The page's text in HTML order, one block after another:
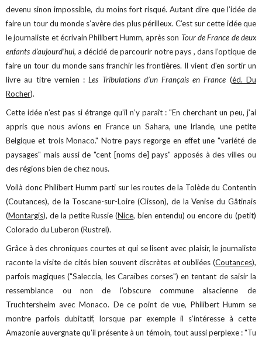
devenu sinon impossible, du moins fort risqué. Autant dire que l’idée de
faire un tour du monde s’avère des plus périlleux. C’est sur cette idée que
le journaliste et écrivain Philibert Humm, après son Tour de France de deux
enfants d’aujourd’hui, a décidé de parcourir notre pays , dans l’optique de
faire un tour du monde sans franchir les frontières. Il vient d'en sortir un
livre au titre vernien :Les Tribulations d’un Français en France (éd. Du
Rocher).
Cette idée n’est pas si étrange qu’il n’y paraît : "En cherchant un peu, j’ai
appris que nous avions en France un Sahara, une Irlande, une petite
Belgique et trois Monaco." Notre pays regorge en effet une "variété de
paysages" mais aussi de "cent [noms de] pays" apposés à des villes ou
des régions bien de chez nous.
Voilà donc Philibert Humm parti sur les routes de la Tolède du Contentin
(Coutances), de la Toscane-sur-Loire (Clisson), de la Venise du Gâtinais
(Montargis), de la petite Russie (Nice, bien entendu) ou encore du (petit)
Colorado du Luberon (Rustrel).
Grâce à des chroniques courtes et qui se lisent avec plaisir, le journaliste
raconte la visite de cités bien souvent discrètes et oubliées (Coutances),
parfois magiques ("Saleccia, les Caraïbes corses") en tentant de saisir la
ressemblance ou non de l’obscure commune alsacienne de
Truchtersheim avec Monaco. De ce point de vue, Philibert Humm se
montre parfois dubitatif, lorsque par exemple il s’intéresse à cette
Amazonie auvergnate qu’il présente à un témoin, tout aussi perplexe : "Tu